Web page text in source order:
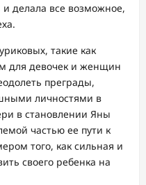
делала все возможное,
такие как
для девочек и женщин
преграды,
личностями в
в становлении Яны
частью ее пути к
того, как сильная и
своего ребенка на